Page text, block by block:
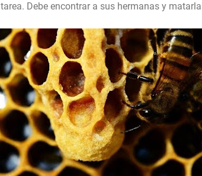
Debe encontrar a sus hermanas y